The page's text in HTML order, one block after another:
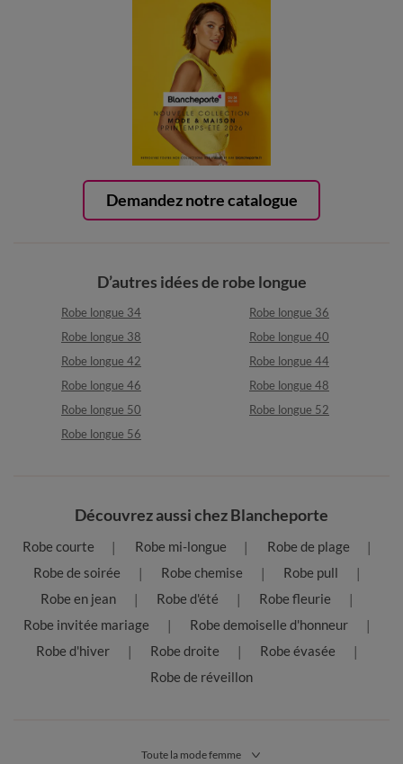
Demandez notre catalogue
D’autres idées de robe longue
Robe longue 34
Robe longue 36
Robe longue 38
Robe longue 40
Robe longue 42
Robe longue 44
Robe longue 46
Robe longue 48
Robe longue 50
Robe longue 52
Robe longue 56
Découvrez aussi chez Blancheporte
Robe courte Robe mi-longue
Robe de plage
Robe de soirée
Robe chemise
Robe pull
Robe en jean
Robe d'été
Robe fleurie
Robe invitée mariage
Robe demoiselle d'honneur
Robe d'hiver
Robe droite
Robe évasée
Robe de réveillon
Toute la mode femme